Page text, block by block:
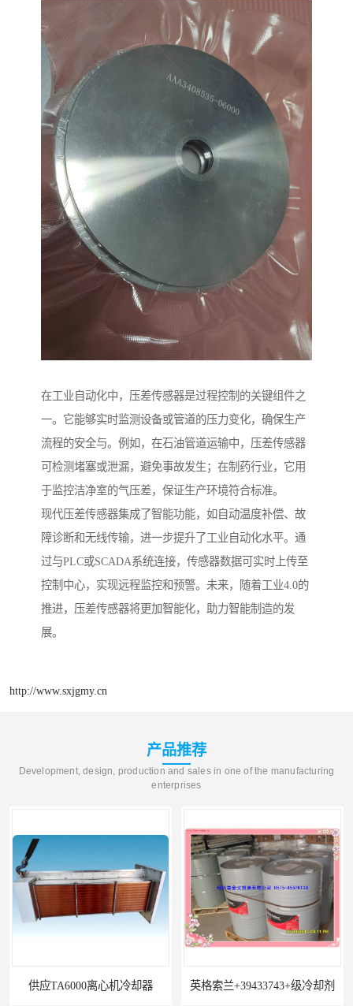
在工业自动化中，压差传感器是过程控制的关键组件之
一。它能够实时监测设备或管道的压力变化，确保生产
流程的安全与。例如，在石油管道运输中，压差传感器
可检测堵塞或泄漏，避免事故发生；在制药行业，它用
于监控洁净室的气压差，保证生产环境符合标准。
现代压差传感器集成了智能功能，如自动温度补偿、故
障诊断和无线传输，进一步提升了工业自动化水平。通
过与PLC或SCADA系统连接，传感器数据可实时上传至
控制中心，实现远程监控和预警。未来，随着工业4.0的
推进，压差传感器将更加智能化，助力智能制造的发
展。
http://www.sxjgmy.cn
产品推荐
Development, design, production and sales in one of the manufacturing
enterprises
供应TA6000离心机冷却器 英格索兰+39433743+级冷却剂